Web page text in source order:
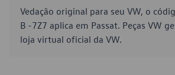
Vedação original para seu VW, o
B -7Z7 aplica em Passat. Peças VW
loja virtual oficial da VW.